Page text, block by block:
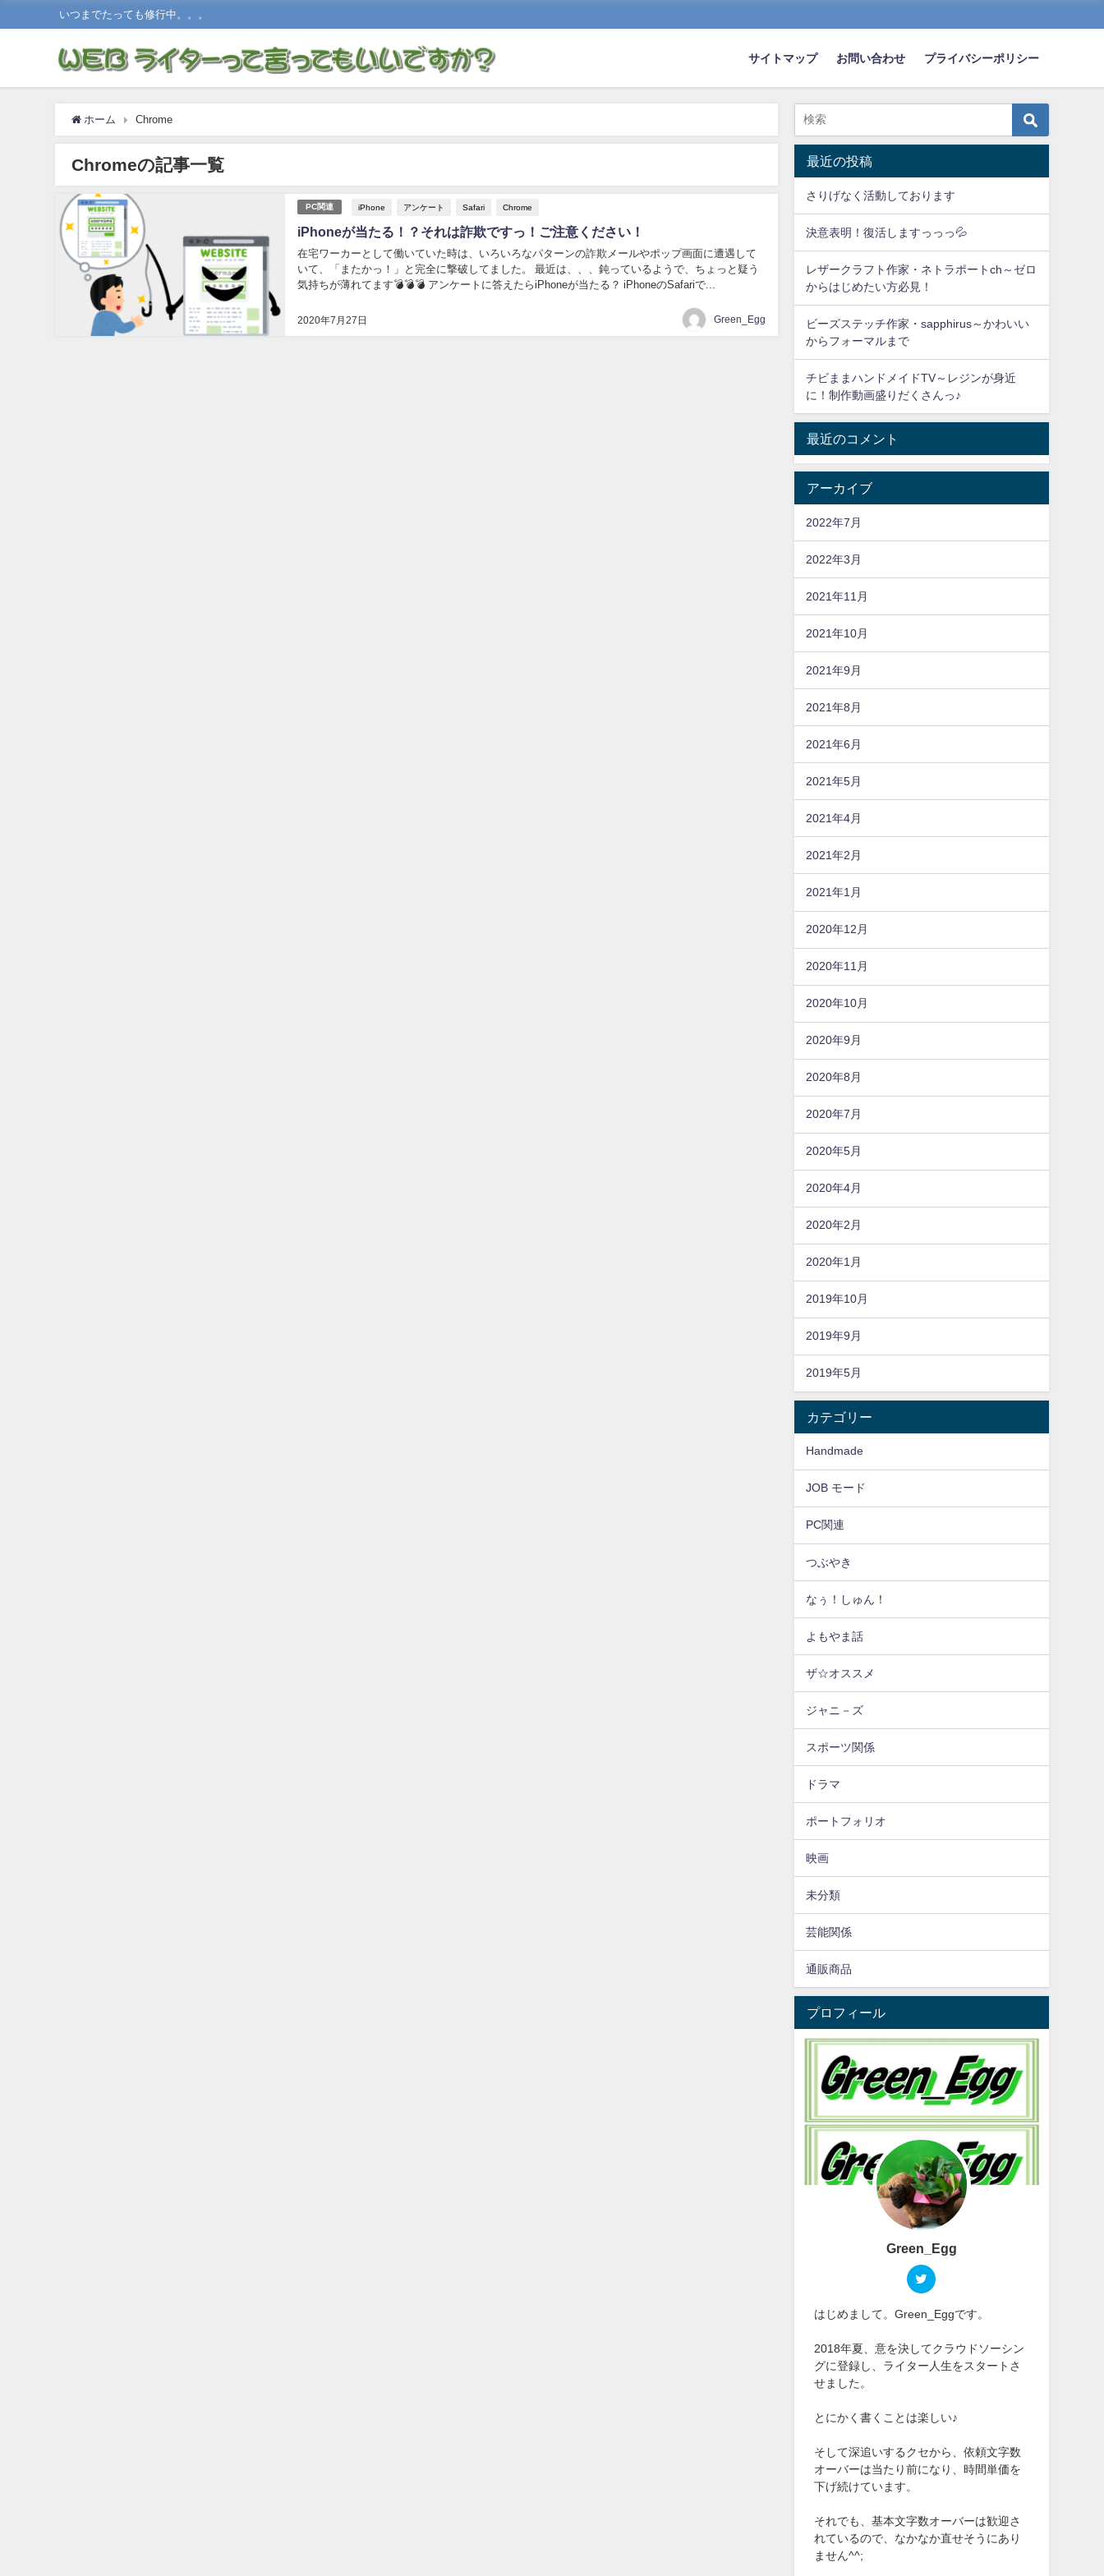
いつまでたっても修行中。。。
サイトマップ お問い合わせ プライバシーポリシー
ホーム Chrome
Chromeの記事一覧
PC関連 iPhone アンケート Safari Chrome
iPhoneが当たる！？それは詐欺ですっ！ご注意ください！
2020年7月27日
在宅ワーカーとして働いていた時は、いろいろなパターンの詐欺メールやポップ画面に遭遇して
いて、「またかっ！」と完全に撃破してました。 最近は、、、鈍っているようで、ちょっと疑う
気持ちが薄れてます💣💣💣 アンケートに答えたらiPhoneが当たる？ iPhoneのSafariで...
Green_Egg
最近の投稿
さりげなく活動しております
決意表明！復活しますっっっ💦
レザークラフト作家・ネトラポートch～ゼロ
からはじめたい方必見！
ビーズステッチ作家・sapphirus～かわいい
からフォーマルまで
チビままハンドメイドTV～レジンが身近
に！制作動画盛りだくさんっ♪
最近のコメント
アーカイブ
2022年7月
2022年3月
2021年11月
2021年10月
2021年9月
2021年8月
2021年6月
2021年5月
2021年4月
2021年2月
2021年1月
2020年12月
2020年11月
2020年10月
2020年9月
2020年8月
2020年7月
2020年5月
2020年4月
2020年2月
2020年1月
2019年10月
2019年9月
2019年5月
カテゴリー
Handmade
JOB モード
PC関連
つぶやき
なぅ！しゅん！
よもやま話
ザ☆オススメ
ジャニ－ズ
スポーツ関係
ドラマ
ポートフォリオ
映画
未分類
芸能関係
通販商品
プロフィール
Green_Egg
はじめまして。Green_Eggです。
2018年夏、意を決してクラウドソーシン
グに登録し、ライター人生をスタートさ
せました。
とにかく書くことは楽しい♪
そして深追いするクセから、依頼文字数
オーバーは当たり前になり、時間単価を
下げ続けています。
それでも、基本文字数オーバーは歓迎さ
れているので、なかなか直せそうにあり
ません^^;